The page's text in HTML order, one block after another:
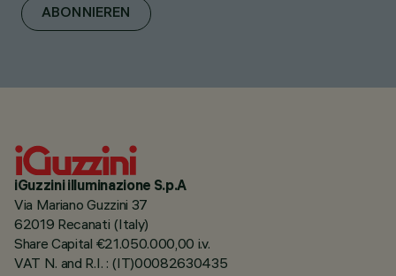
ABONNIEREN
iGuzzini illuminazione S.p.A
Via Mariano Guzzini 37
62019 Recanati (Italy)
Share Capital €21.050.000,00 i.v.
VAT N. and R.I. : (IT)00082630435